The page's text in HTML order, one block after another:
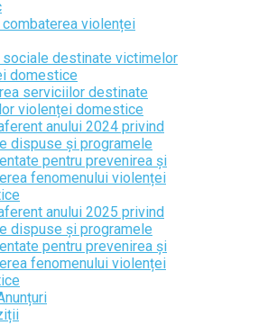
combaterea violenței
destinate victimelor
domestice
serviciilor destinate
violenței domestice
anului 2024 privind
dispuse și programele
pentru prevenirea și
fenomenului violenței
anului 2025 privind
dispuse și programele
pentru prevenirea și
fenomenului violenței